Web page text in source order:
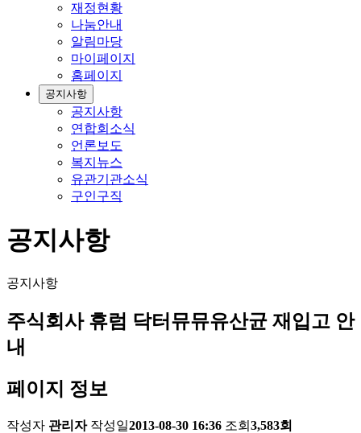
재정현황
나눔안내
알림마당
마이페이지
홈페이지
공지사항
공지사항
연합회소식
언론보도
복지뉴스
유관기관소식
구인구직
공지사항
공지사항
주식회사 휴럼 닥터뮤뮤유산균 재입고 안
내
페이지 정보
작성자 관리자 작성일2013-08-30 16:36 조회 3,583회